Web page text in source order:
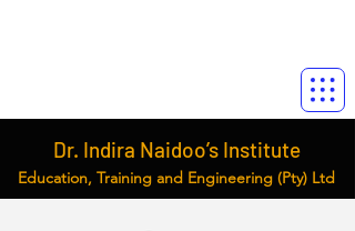
Dr. Indira Naidoo’s Institute
Education, Training and Engineering (Pty) Ltd